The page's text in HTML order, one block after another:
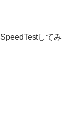
してみ